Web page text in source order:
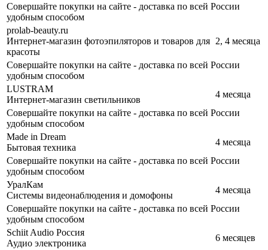
Совершайте покупки на сайте - доставка по всей России
удобным способом
prolab-beauty.ru
Интернет-магазин фотоэпиляторов и товаров для
красоты
2, 4 месяца
Совершайте покупки на сайте - доставка по всей России
удобным способом
LUSTRAM
Интернет-магазин светильников
4 месяца
Совершайте покупки на сайте - доставка по всей России
удобным способом
Made in Dream
Бытовая техника
4 месяца
Совершайте покупки на сайте - доставка по всей России
удобным способом
УралКам
Cистемы видеонаблюдения и домофоны
4 месяца
Совершайте покупки на сайте - доставка по всей России
удобным способом
Schiit Audio Россия
Аудио электроника
6 месяцев